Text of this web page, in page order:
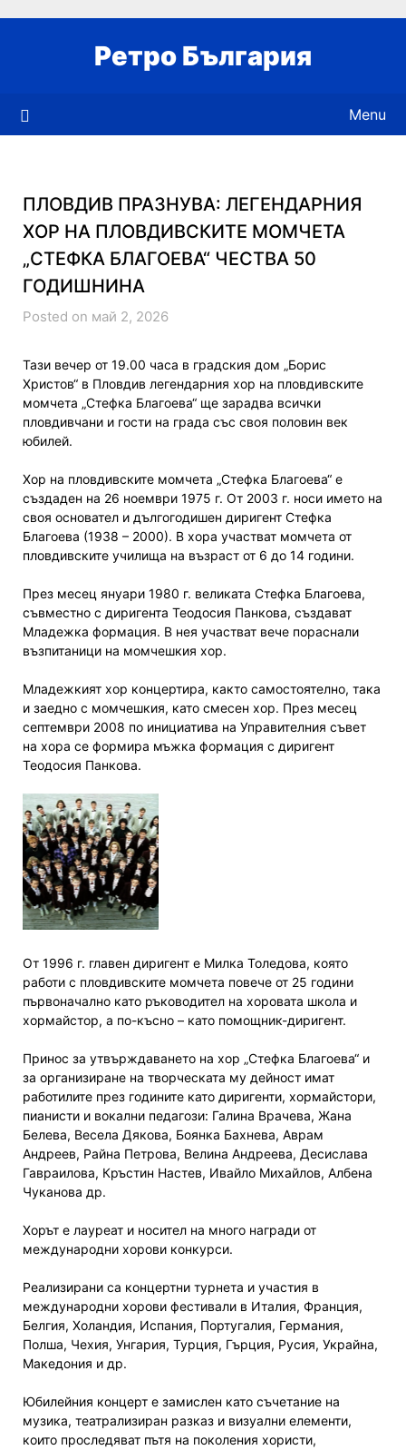
Ретро България
Menu
ПЛОВДИВ ПРАЗНУВА: ЛЕГЕНДАРНИЯ
ХОР НА ПЛОВДИВСКИТЕ МОМЧЕТА
„СТЕФКА БЛАГОЕВА“ ЧЕСТВА 50
ГОДИШНИНА
Posted on май 2, 2026
Тази вечер от 19.00 часа в градския дом „Борис
Христов“ в Пловдив легендарния хор на пловдивските
момчета „Стефка Благоева“ ще зарадва всички
пловдивчани и гости на града със своя половин век
юбилей.
Хор на пловдивските момчета „Стефка Благоева“ е
създаден на 26 ноември 1975 г. От 2003 г. носи името на
своя основател и дългогодишен диригент Стефка
Благоева (1938 – 2000). В хора участват момчета от
пловдивските училища на възраст от 6 до 14 години.
През месец януари 1980 г. великата Стефка Благоева,
съвместно с диригента Теодосия Панкова, създават
Младежка формация. В нея участват вече пораснали
възпитаници на момчешкия хор.
Младежкият хор концертира, както самостоятелно, така
и заедно с момчешкия, като смесен хор. През месец
септември 2008 по инициатива на Управителния съвет
на хора се формира мъжка формация с диригент
Теодосия Панкова.
От 1996 г. главен диригент е Милка Толедова, която
работи с пловдивските момчета повече от 25 години
първоначално като ръководител на хоровата школа и
хормайстор, а по-късно – като помощник-диригент.
Принос за утвърждаването на хор „Стефка Благоева“ и
за организиране на творческата му дейност имат
работилите през годините като диригенти, хормайстори,
пианисти и вокални педагози: Галина Врачева, Жана
Белева, Весела Дякова, Боянка Бахнева, Аврам
Андреев, Райна Петрова, Велина Андреева, Десислава
Гавраилова, Кръстин Настев, Ивайло Михайлов, Албена
Чуканова др.
Хорът е лауреат и носител на много награди от
международни хорови конкурси.
Реализирани са концертни турнета и участия в
международни хорови фестивали в Италия, Франция,
Белгия, Холандия, Испания, Португалия, Германия,
Полша, Чехия, Унгария, Турция, Гърция, Русия, Украйна,
Македония и др.
Юбилейния концерт е замислен като съчетание на
музика, театрализиран разказ и визуални елементи,
които проследяват пътя на поколения хористи,